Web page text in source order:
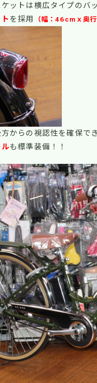
ットは横広タイプのバ
を採用 （幅：46cmｘ奥
からの視認性を確保でき
も標準装備！！